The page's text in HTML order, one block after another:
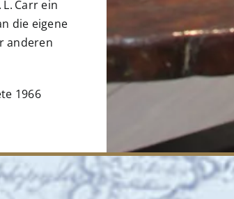
Carr ein
die eigene
anderen
1966